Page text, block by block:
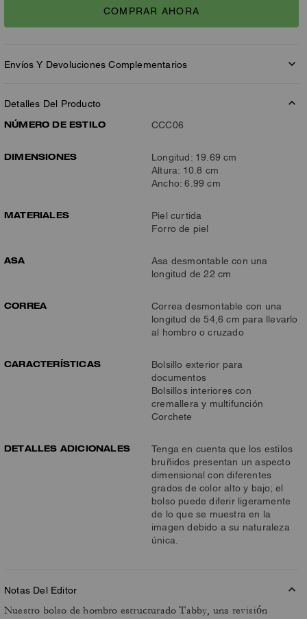
COMPRAR AHORA
Envíos Y Devoluciones Complementarios
Detalles Del Producto
NÚMERO DE ESTILO
CCC06
DIMENSIONES
Longitud: 19.69 cm
Altura: 10.8 cm
Ancho: 6.99 cm
MATERIALES
Piel curtida
Forro de piel
ASA
Asa desmontable con una
longitud de 22 cm
CORREA
Correa desmontable con una
longitud de 54,6 cm para llevarlo
al hombro o cruzado
CARACTERÍSTICAS
Bolsillo exterior para
documentos
Bolsillos interiores con
cremallera y multifunción
Corchete
DETALLES ADICIONALES
Tenga en cuenta que los estilos
bruñidos presentan un aspecto
dimensional con diferentes
grados de color alto y bajo; el
bolso puede diferir ligeramente
de lo que se muestra en la
imagen debido a su naturaleza
única.
Notas Del Editor
Nuestro bolso de hombro estructurado Tabby, una revisión